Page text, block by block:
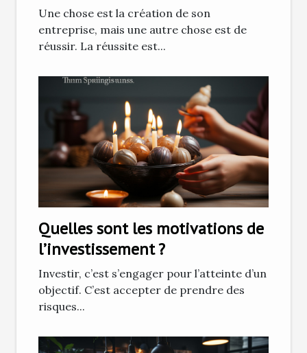
Une chose est la création de son
entreprise, mais une autre chose est de
réussir. La réussite est...
Quelles sont les motivations de
l’investissement ?
Investir, c’est s’engager pour l’atteinte d’un
objectif. C’est accepter de prendre des
risques...